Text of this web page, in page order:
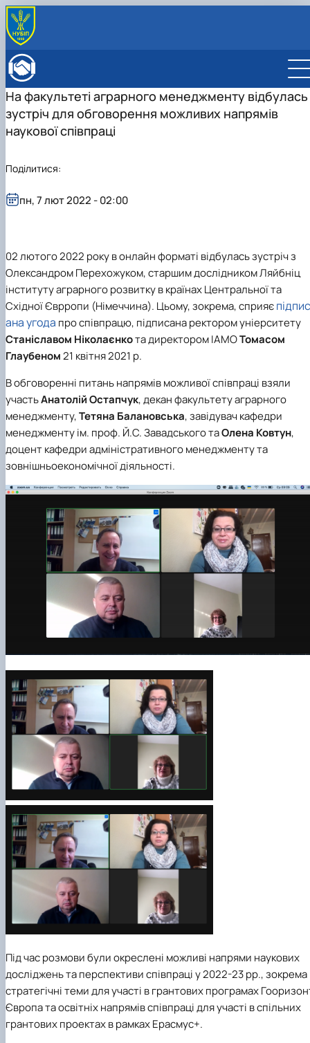
Адміністрація факультету
ОСВІТНЯ ДІЯЛЬНІСТЬ
Бакалаврат
Магістратура
Розклад
Виховна та спортивна робота
ВСТУПНИКУ
Загальна інформація
Бакалавр
МІЖНАРОДНА ДІЯЛЬНІСТЬ
Міжнародні партнери
Program in Management
На факультеті аграрного менеджменту відбулась
зустріч для обговорення можливих напрямів
наукової співпраці
02 лютого 2022 року в онлайн форматі відбулась зустріч з
Олександром Перехожуком, старшим дослідником Ляйбніц
інституту аграрного розвитку в країнах Центральної та
Східної Єврропи (Німеччина). Цьому, зокрема, сприяєпідпис
ана угода про співпрацю, підписана ректором уніерситету
Станіславом Ніколаєнкота директором ІАМОТомасом
Глаубеном21 квітня 2021 р.
В обговоренні питань напрямів можливої співпраці взяли
участьАнатолій Остапчук, декан факультету аграрного
менеджменту,Тетяна Балановська, завідувач кафедри
менеджменту ім. проф. Й.С. Завадського таОлена Ковтун,
доцент кафедри адміністративного менеджменту та
зовнішньоекономічної діяльності.
Під час розмови були окреслені можливі напрями наукових
досліджень та перспективи співпраці у 2022-23 рр., зокрема
стратегічні теми для участі в грантових програмах
Європа та освітніх напрямів співпраці для участі в спільних
грантових проектах в рамках Ерасмус+.
пн, 7 лют 2022 - 02:00
Поділитися: